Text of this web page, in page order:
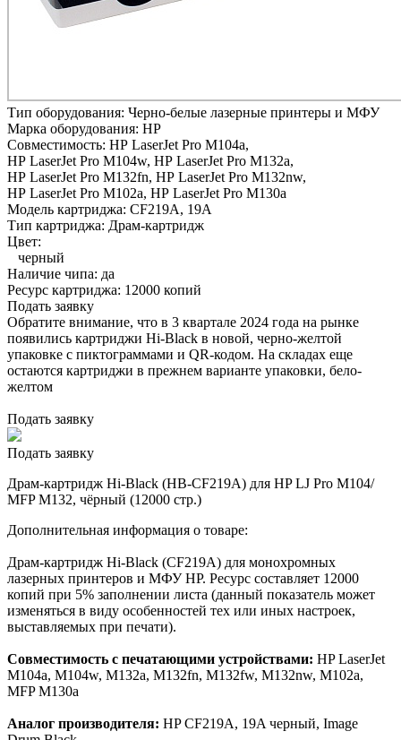
Тип оборудования: Черно-белые лазерные принтеры и МФУ
Марка оборудования: HP
Совместимость: HP LaserJet Pro M104a,
HP LaserJet Pro M104w, HP LaserJet Pro M132a,
HP LaserJet Pro M132fn, HP LaserJet Pro M132nw,
HP LaserJet Pro M102a, HP LaserJet Pro M130a
Модель картриджа: CF219A, 19A
Тип картриджа: Драм-картридж
Цвет:
черный
Наличие чипа: да
Ресурс картриджа: 12000 копий
Подать заявку
Обратите внимание, что в 3 квартале 2024 года на рынке
появились картриджи Hi-Black в новой, черно-желтой
упаковке с пиктограммами и QR-кодом. На складах еще
остаются картриджи в прежнем варианте упаковки, бело-
желтом
Подать заявку
Подать заявку
Драм-картридж Hi-Black (HB-CF219A) для HP LJ Pro M104/
MFP M132, чёрный (12000 стр.)
Дополнительная информация о товаре:
Драм-картридж Hi-Black (CF219A) для монохромных
лазерных принтеров и МФУ HP. Ресурс составляет 12000
копий при 5% заполнении листа (данный показатель может
изменяться в виду особенностей тех или иных настроек,
выставляемых при печати).
Совместимость с печатающими устройствами: HP LaserJet
M104a, M104w, M132a, M132fn, M132fw, M132nw, M102a,
MFP M130a
Аналог производителя: HP CF219A, 19A черный, Image